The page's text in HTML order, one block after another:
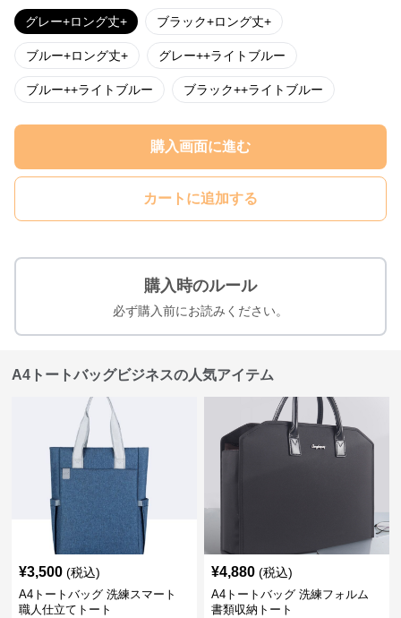
グレー+ロング丈+ ブラック+ロング丈+
ブルー+ロング丈+ グレー++ライトブルー
ブルー++ライトブルー ブラック++ライトブルー
購入画面に進む
カートに追加する
購入時のルール
必ず購入前にお読みください。
A4トートバッグビジネスの人気アイテム
¥3,500 (税込)
A4トートバッグ 洗練スマート
職人仕立てトート
¥4,880 (税込)
A4トートバッグ 洗練フォルム
書類収納トート